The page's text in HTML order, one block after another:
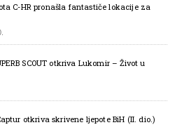
C-HR pronašla fantastiče lokacije za
SCOUT otkriva Lukomir – Život u
otkriva skrivene ljepote BiH (II. dio.)